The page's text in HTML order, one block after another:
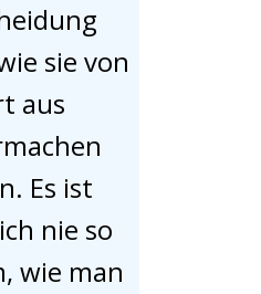
sie von
aus
Es ist
nie so
wie man